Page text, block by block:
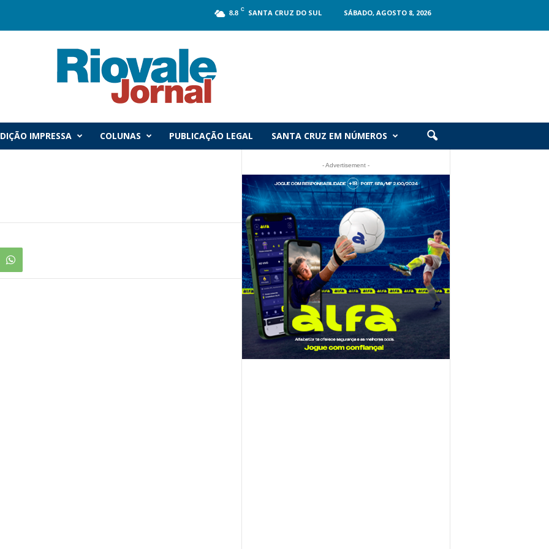
8.8 C SANTA CRUZ DO SUL SÁBADO, AGOSTO 8, 2026
IMPRESSA COLUNAS PUBLICAÇÃO LEGAL SANTA CRUZ EM NÚMEROS
- Advertisement -